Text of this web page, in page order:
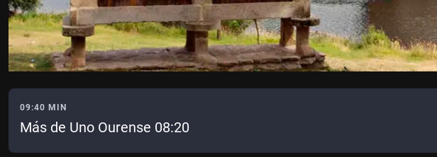
09:40 MIN
Más de Uno Ourense 08:20